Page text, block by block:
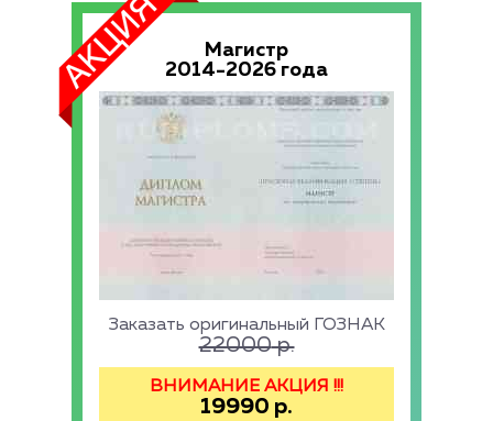
Магистр
2014-2026 года
Заказать оригинальный ГОЗНАК
22000р.
ВНИМАНИЕ АКЦИЯ !!!
19990 р.